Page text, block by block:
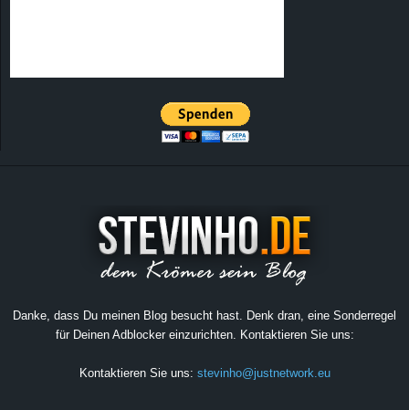
Danke, dass Du meinen Blog besucht hast. Denk dran, eine Sonderregel
für Deinen Adblocker einzurichten. Kontaktieren Sie uns:
Kontaktieren Sie uns: stevinho@justnetwork.eu